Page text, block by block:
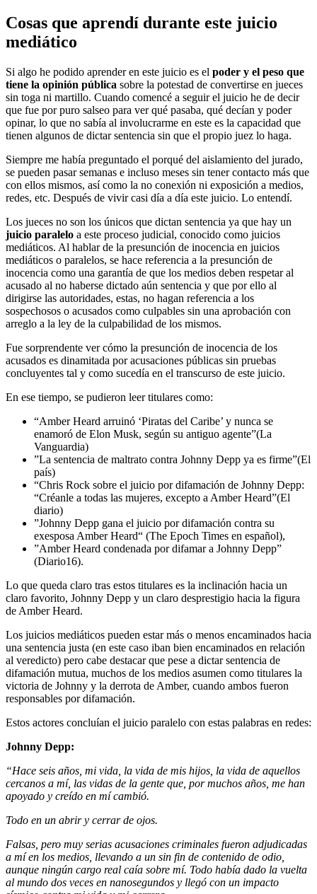
Cosas que aprendí durante este juicio
mediático
Si algo he podido aprender en este juicio es el poder y el peso que
tiene la opinión pública sobre la potestad de convertirse en jueces
sin toga ni martillo. Cuando comencé a seguir el juicio he de decir
que fue por puro salseo para ver qué pasaba, qué decían y poder
opinar, lo que no sabía al involucrarme en este es la capacidad que
tienen algunos de dictar sentencia sin que el propio juez lo haga.
Siempre me había preguntado el porqué del aislamiento del jurado,
se pueden pasar semanas e incluso meses sin tener contacto más que
con ellos mismos, así como la no conexión ni exposición a medios,
redes, etc. Después de vivir casi día a día este juicio. Lo entendí.
Los jueces no son los únicos que dictan sentencia ya que hay un
juicio paralelo a este proceso judicial, conocido como juicios
mediáticos. Al hablar de la presunción de inocencia en juicios
mediáticos o paralelos, se hace referencia a la presunción de
inocencia como una garantía de que los medios deben respetar al
acusado al no haberse dictado aún sentencia y que por ello al
dirigirse las autoridades, estas, no hagan referencia a los
sospechosos o acusados como culpables sin una aprobación con
arreglo a la ley de la culpabilidad de los mismos.
Fue sorprendente ver cómo la presunción de inocencia de los
acusados es dinamitada por acusaciones públicas sin pruebas
concluyentes tal y como sucedía en el transcurso de este juicio.
En ese tiempo, se pudieron leer titulares como:
“Amber Heard arruinó ‘Piratas del Caribe’ y nunca se
enamoró de Elon Musk, según su antiguo agente”(La
Vanguardia)
”La sentencia de maltrato contra Johnny Depp ya es firme”(El
país)
“Chris Rock sobre el juicio por difamación de Johnny Depp:
“Créanle a todas las mujeres, excepto a Amber Heard”(El
diario)
”Johnny Depp gana el juicio por difamación contra su
exesposa Amber Heard“ (The Epoch Times en español),
”Amber Heard condenada por difamar a Johnny Depp”
(Diario16).
Lo que queda claro tras estos titulares es la inclinación hacia un
claro favorito, Johnny Depp y un claro desprestigio hacia la figura
de Amber Heard.
Los juicios mediáticos pueden estar más o menos encaminados hacia
una sentencia justa (en este caso iban bien encaminados en relación
al veredicto) pero cabe destacar que pese a dictar sentencia de
difamación mutua, muchos de los medios asumen como titulares la
victoria de Johnny y la derrota de Amber, cuando ambos fueron
responsables por difamación.
Estos actores concluían el juicio paralelo con estas palabras en redes:
Johnny Depp:
“Hace seis años, mi vida, la vida de mis hijos, la vida de aquellos
cercanos a mí, las vidas de la gente que, por muchos años, me han
apoyado y creído en mí cambió.
Todo en un abrir y cerrar de ojos.
Falsas, pero muy serias acusaciones criminales fueron adjudicadas
a mí en los medios, llevando a un sin fin de contenido de odio,
aunque ningún cargo real caía sobre mí. Todo había dado la vuelta
al mundo dos veces en nanosegundos y llegó con un impacto